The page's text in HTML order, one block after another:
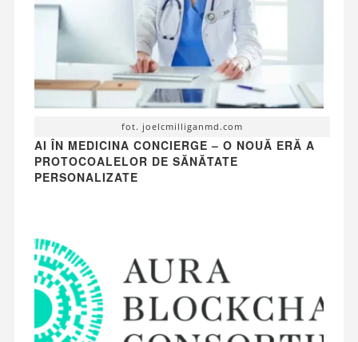
fot. joelcmilliganmd.com
AI ÎN MEDICINA CONCIERGE – O NOUĂ ERĂ A
PROTOCOALELOR DE SĂNĂTATE
PERSONALIZATE